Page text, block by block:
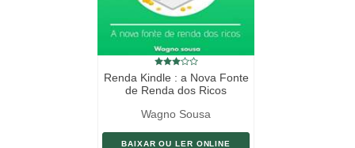
Renda Kindle : a Nova Fonte
de Renda dos Ricos
Wagno Sousa
BAIXAR OU LER ONLINE